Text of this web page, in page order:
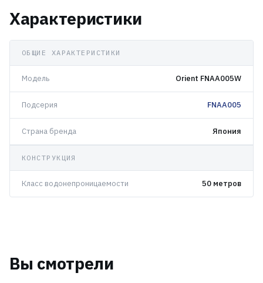
Характеристики
ОБЩИЕ ХАРАКТЕРИСТИКИ
Модель Orient FNAA005W
Подсерия FNAA005
Страна бренда Япония
КОНСТРУКЦИЯ
Класс водонепроницаемости 50 метров
Вы смотрели